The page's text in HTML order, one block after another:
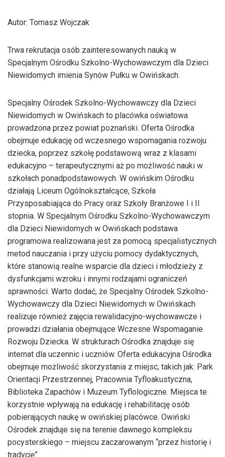
Autor: Tomasz Wojczak
Trwa rekrutacja osób zainteresowanych nauką w
Specjalnym Ośrodku Szkolno-Wychowawczym dla Dzieci
Niewidomych imienia Synów Pułku w Owińskach.
Specjalny Ośrodek Szkolno-Wychowawczy dla Dzieci
Niewidomych w Owińskach to placówka oświatowa
prowadzona przez powiat poznański. Oferta Ośrodka
obejmuje edukację od wczesnego wspomagania rozwoju
dziecka, poprzez szkołę podstawową wraz z klasami
edukacyjno – terapeutycznymi aż po możliwość nauki w
szkołach ponadpodstawowych. W owińskim Ośrodku
działają Liceum Ogólnokształcące, Szkoła
Przysposabiająca do Pracy oraz Szkoły Branżowe I i II
stopnia. W Specjalnym Ośrodku Szkolno-Wychowawczym
dla Dzieci Niewidomych w Owińskach podstawa
programowa realizowana jest za pomocą specjalistycznych
metod nauczania i przy użyciu pomocy dydaktycznych,
które stanowią realne wsparcie dla dzieci i młodzieży z
dysfunkcjami wzroku i innymi rodzajami ograniczeń
sprawności. Warto dodać, że Specjalny Ośrodek Szkolno-
Wychowawczy dla Dzieci Niewidomych w Owińskach
realizuje również zajęcia rewalidacyjno-wychowawcze i
prowadzi działania obejmujące Wczesne Wspomaganie
Rozwoju Dziecka. W strukturach Ośrodka znajduje się
internat dla uczennic i uczniów. Oferta edukacyjna Ośrodka
obejmuje możliwość skorzystania z miejsc, takich jak: Park
Orientacji Przestrzennej, Pracownia Tyfloakustyczna,
Biblioteka Zapachów i Muzeum Tyflologiczne. Miejsca te
korzystnie wpływają na edukację i rehabilitację osób
pobierających naukę w owińskiej placówce. Owiński
Ośrodek znajduje się na terenie dawnego kompleksu
pocysterskiego – miejscu zaczarowanym “przez historię i
tradycję”.